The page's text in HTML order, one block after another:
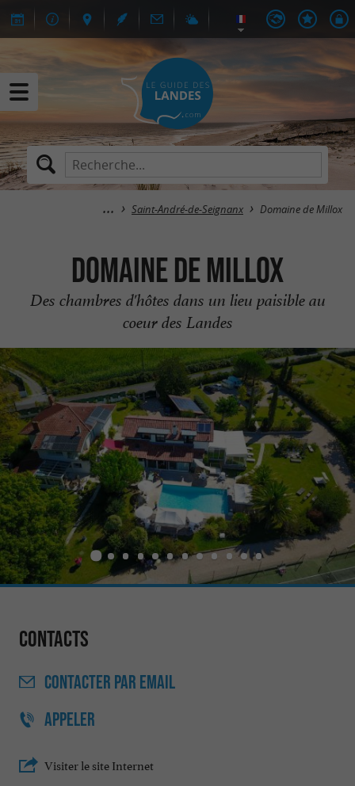
Saint-André-de-Seignanx Domaine de Millox
Domaine de Millox
Des chambres d'hôtes dans un lieu paisible au
coeur des Landes
Contacts
CONTACTER PAR EMAIL
APPELER
Visiter le site Internet